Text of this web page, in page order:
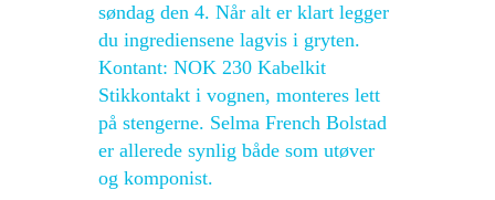
søndag den 4. Når alt er klart legger
du ingrediensene lagvis i gryten.
Kontant: NOK 230 Kabelkit
Stikkontakt i vognen, monteres lett
på stengerne. Selma French Bolstad
er allerede synlig både som utøver
og komponist.